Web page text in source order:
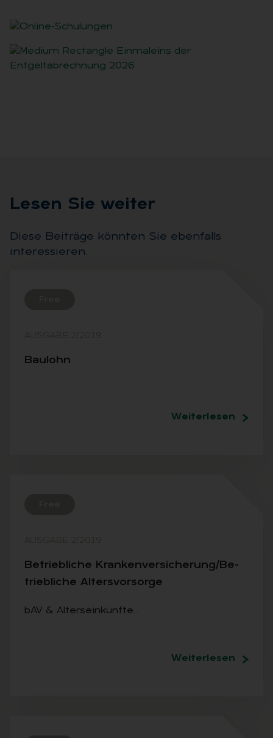
Le­sen Sie wei­ter
Diese Beiträge könnten Sie ebenfalls
interessieren.
Bau­lohn
Weiterlesen
Be­trieb­li­che Kran­ken­ver­si­che­rung/Be­
trieb­li­che Al­ters­vor­sor­ge
bAV & Alterseinkünfte…
Weiterlesen